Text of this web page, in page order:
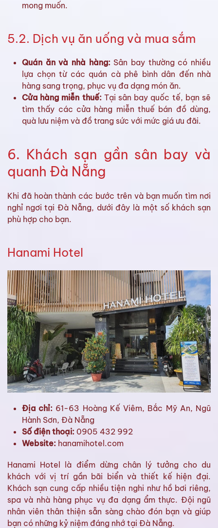
mong muốn.
5.2. Dịch vụ ăn uống và mua sắm
Quán ăn và nhà hàng:Sân bay thường có nhiều
lựa chọn từ các quán cà phê bình dân đến nhà
hàng sang trọng, phục vụ đa dạng món ăn.
Cửa hàng miễn thuế:Tại sân bay quốc tế, bạn sẽ
tìm thấy các cửa hàng miễn thuế bán đồ dùng,
quà lưu niệm và đồ trang sức với mức giá ưu đãi.
6. Khách sạn gần sân bay và
quanh Đà Nẵng
Khi đã hoàn thành các bước trên và bạn muốn tìm nơi
nghỉ ngơi tại Đà Nẵng, dưới đây là một số khách sạn
phù hợp cho bạn.
Hanami Hotel
Địa chỉ: 61-63 Hoàng Kế Viêm, Bắc Mỹ An, Ngũ
Hành Sơn, Đà Nẵng
Số điện thoại: 0905 432 992
Website: hanamihotel.com
Hanami Hotel là điểm dừng chân lý tưởng cho du
khách với vị trí gần bãi biển và thiết kế hiện đại.
Khách sạn cung cấp nhiều tiện nghi như hồ bơi riêng,
spa và nhà hàng phục vụ đa dạng ẩm thực. Đội ngũ
nhân viên thân thiện sẵn sàng chào đón bạn và giúp
bạn có những kỷ niệm đáng nhớ tại Đà Nẵng.